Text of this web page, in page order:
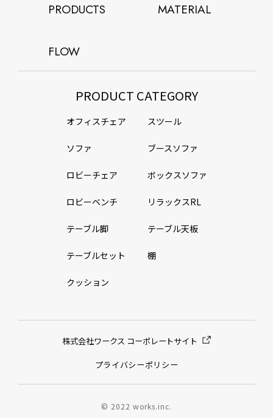
PRODUCTS MATERIAL
FLOW
PRODUCT CATEGORY
オフィスチェア スツール
ソファ ブースソファ
ロビーチェア ボックスソファ
ロビーベンチ リラックスRL
テーブル脚 テーブル天板
テーブルセット 棚
クッション
株式会社ワークス コーポレートサイト
プライバシーポリシー
© 2022 works.inc.